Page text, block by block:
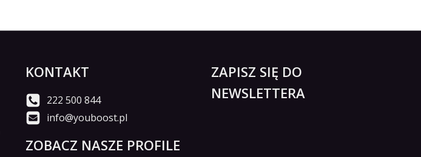
KONTAKT
222 500 844
info@youboost.pl
ZOBACZ NASZE PROFILE
ZAPISZ SIĘ DO
NEWSLETTERA